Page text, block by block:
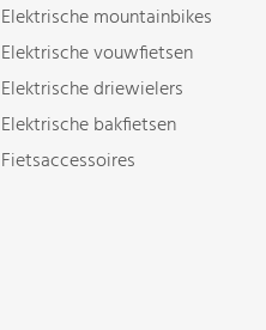
Elektrische mountainbikes
Elektrische vouwfietsen
Elektrische driewielers
Elektrische bakfietsen
Fietsaccessoires